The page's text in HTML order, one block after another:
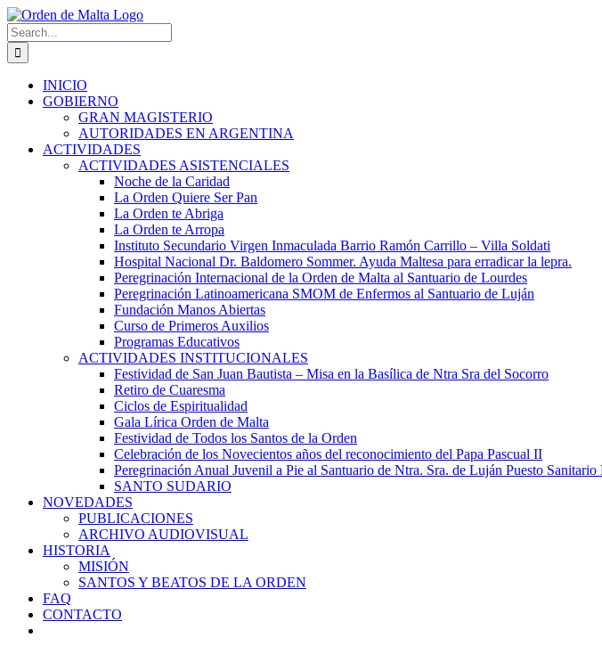
Skip
to
content
Search
for:
INICIO
GOBIERNO
GRAN MAGISTERIO
AUTORIDADES EN ARGENTINA
ACTIVIDADES
ACTIVIDADES ASISTENCIALES
Noche de la Caridad
La Orden Quiere Ser Pan
La Orden te Abriga
La Orden te Arropa
Instituto Secundario Virgen Inmaculada Barrio Ramón Carrillo – Villa Soldati
Hospital Nacional Dr. Baldomero Sommer. Ayuda Maltesa para erradicar la lepra.
Peregrinación Internacional de la Orden de Malta al Santuario de Lourdes
Peregrinación Latinoamericana SMOM de Enfermos al Santuario de Luján
Fundación Manos Abiertas
Curso de Primeros Auxilios
Programas Educativos
ACTIVIDADES INSTITUCIONALES
Festividad de San Juan Bautista – Misa en la Basílica de Ntra Sra del Socorro
Retiro de Cuaresma
Ciclos de Espiritualidad
Gala Lírica Orden de Malta
Festividad de Todos los Santos de la Orden
Celebración de los Novecientos años del reconocimiento del Papa Pascual II
Peregrinación Anual Juvenil a Pie al Santuario de Ntra. Sra. de Luján Puesto Sanitario
SANTO SUDARIO
NOVEDADES
PUBLICACIONES
ARCHIVO AUDIOVISUAL
HISTORIA
MISIÓN
SANTOS Y BEATOS DE LA ORDEN
FAQ
CONTACTO